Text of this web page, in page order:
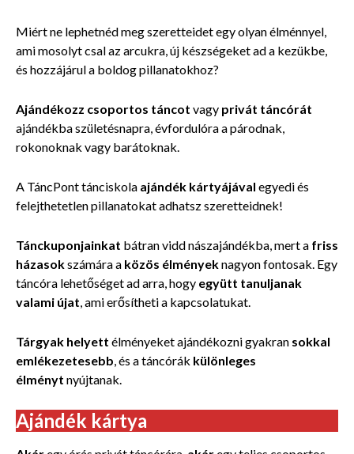
Miért ne lephetnéd meg szeretteidet egy olyan élménnyel,
ami mosolyt csal az arcukra, új készségeket ad a kezükbe,
és hozzájárul a boldog pillanatokhoz?
Ajándékozz csoportos táncot vagy privát táncórát
ajándékba születésnapra, évfordulóra a párodnak,
rokonoknak vagy barátoknak.
A TáncPont tánciskola ajándék kártyájával egyedi és
felejthetetlen pillanatokat adhatsz szeretteidnek!
Tánckuponjainkat bátran vidd nászajándékba, mert a friss
házasokszámára a közös élményeknagyon fontosak. Egy
táncóra lehetőséget ad arra, hogy együtt tanuljanak
valami újat , ami erősítheti a kapcsolatukat.
Tárgyak helyett élményeket ajándékozni gyakran sokkal
emlékezetesebb , és a táncórák különleges
élményt nyújtanak.
Ajándék kártya